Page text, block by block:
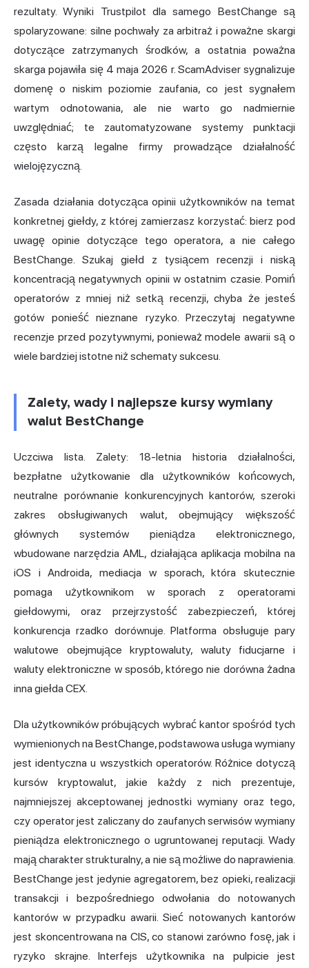
rezultaty. Wyniki Trustpilot dla samego BestChange są
spolaryzowane: silne pochwały za arbitraż i poważne skargi
dotyczące zatrzymanych środków, a ostatnia poważna
skarga pojawiła się 4 maja 2026 r. ScamAdviser sygnalizuje
domenę o niskim poziomie zaufania, co jest sygnałem
wartym odnotowania, ale nie warto go nadmiernie
uwzględniać; te zautomatyzowane systemy punktacji
często karzą legalne firmy prowadzące działalność
wielojęzyczną.
Zasada działania dotycząca opinii użytkowników na temat
konkretnej giełdy, z której zamierzasz korzystać: bierz pod
uwagę opinie dotyczące tego operatora, a nie całego
BestChange. Szukaj giełd z tysiącem recenzji i niską
koncentracją negatywnych opinii w ostatnim czasie. Pomiń
operatorów z mniej niż setką recenzji, chyba że jesteś
gotów ponieść nieznane ryzyko. Przeczytaj negatywne
recenzje przed pozytywnymi, ponieważ modele awarii są o
wiele bardziej istotne niż schematy sukcesu.
Zalety, wady i najlepsze kursy wymiany
walut BestChange
Uczciwa lista. Zalety: 18-letnia historia działalności,
bezpłatne użytkowanie dla użytkowników końcowych,
neutralne porównanie konkurencyjnych kantorów, szeroki
zakres obsługiwanych walut, obejmujący większość
głównych systemów pieniądza elektronicznego,
wbudowane narzędzia AML, działająca aplikacja mobilna na
iOS i Androida, mediacja w sporach, która skutecznie
pomaga użytkownikom w sporach z operatorami
giełdowymi, oraz przejrzystość zabezpieczeń, której
konkurencja rzadko dorównuje. Platforma obsługuje pary
walutowe obejmujące kryptowaluty, waluty fiducjarne i
waluty elektroniczne w sposób, którego nie dorówna żadna
inna giełda CEX.
Dla użytkowników próbujących wybrać kantor spośród tych
wymienionych na BestChange, podstawowa usługa wymiany
jest identyczna u wszystkich operatorów. Różnice dotyczą
kursów kryptowalut, jakie każdy z nich prezentuje,
najmniejszej akceptowanej jednostki wymiany oraz tego,
czy operator jest zaliczany do zaufanych serwisów wymiany
pieniądza elektronicznego o ugruntowanej reputacji. Wady
mają charakter strukturalny, a nie są możliwe do naprawienia.
BestChange jest jedynie agregatorem, bez opieki, realizacji
transakcji i bezpośredniego odwołania do notowanych
kantorów w przypadku awarii. Sieć notowanych kantorów
jest skoncentrowana na CIS, co stanowi zarówno fosę, jak i
ryzyko skrajne. Interfejs użytkownika na pulpicie jest